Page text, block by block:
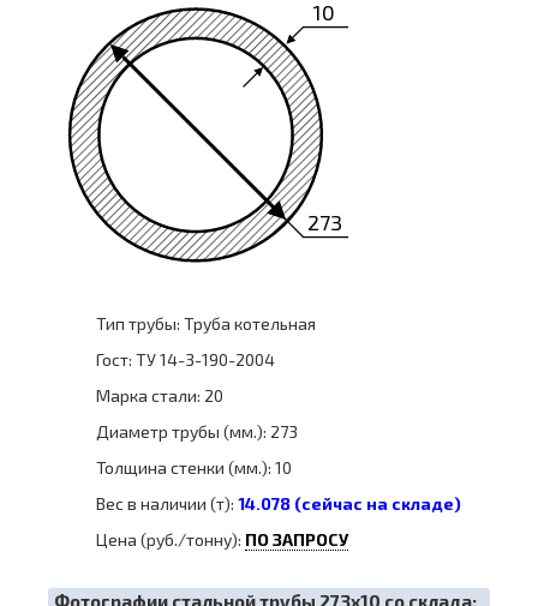
273
10
Тип трубы: Труба котельная
Гост: ТУ 14-3-190-2004
Марка стали: 20
Диаметр трубы (мм.): 273
Толщина стенки (мм.): 10
Вес в наличии (т): 14.078 (сейчас на складе)
Цена (руб./тонну): ПО ЗАПРОСУ
Фотографии стальной трубы 273х10 со склада: